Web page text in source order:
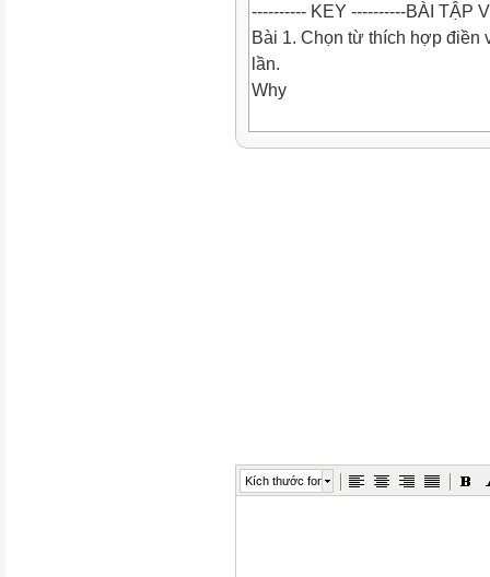
---------- KEY ----------BÀI TẬP
Bài 1. Chọn từ thích hợp điền
lần.
Why
Kích thước font